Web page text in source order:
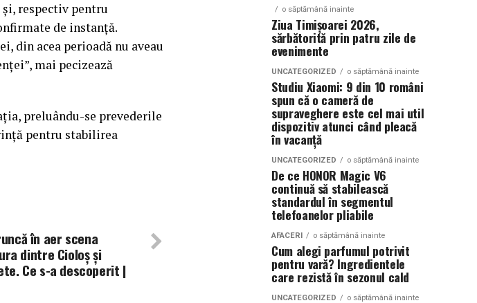
respectiv pentru
de instanţă.
din acea perioadă nu aveau
mai pecizează
preluându-se prevederile
pentru stabilirea
în aer scena
dintre Cioloș și
Ce s-a descoperit |
o săptămână inainte
Ziua Timișoarei 2026,
sărbătorită prin patru zile de
evenimente
UNCATEGORIZED o săptămână inainte
Studiu Xiaomi: 9 din 10 români
spun că o cameră de
supraveghere este cel mai util
dispozitiv atunci când pleacă
în vacanță
UNCATEGORIZED o săptămână inainte
De ce HONOR Magic V6
continuă să stabilească
standardul în segmentul
telefoanelor pliabile
AFACERI o săptămână inainte
Cum alegi parfumul potrivit
pentru vară? Ingredientele
care rezistă în sezonul cald
UNCATEGORIZED o săptămână inainte